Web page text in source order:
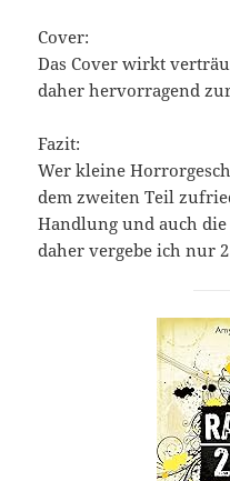
Cover:
Das Cover wirkt
daher hervorragend
Fazit:
Wer kleine
dem zweiten Teil
Handlung und auch
daher vergebe ich nur